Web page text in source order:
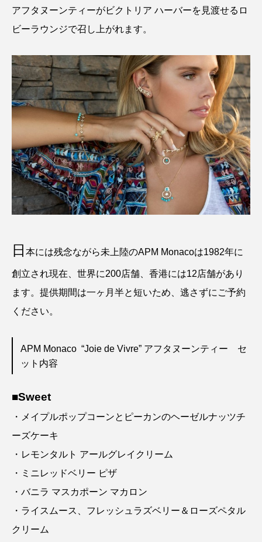
アフタヌーンティーがビクトリア ハーバーを見渡せるロ
ビーラウンジで召し上がれます。
日 本には残念ながら未上陸のAPM Monacoは1982年に
創立され現在、世界に200店舗、香港には12店舗があり
ます。提供期間は一ヶ月半と短いため、逃さずにご予約
ください。
APM Monaco “Joie de Vivre” アフタヌーンティー セ
ット内容
■Sweet
・メイプルポップコーンとピーカンのヘーゼルナッツチ
ーズケーキ
・レモンタルト アールグレイクリーム
・ミニレッドベリー ピザ
・バニラ マスカポーン マカロン
・ライスムース、フレッシュラズベリー＆ローズペタル
クリーム